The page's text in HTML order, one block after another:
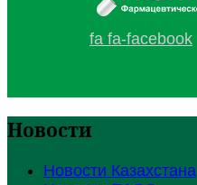
fa fa-facebook
Новости
Новости Казахстана